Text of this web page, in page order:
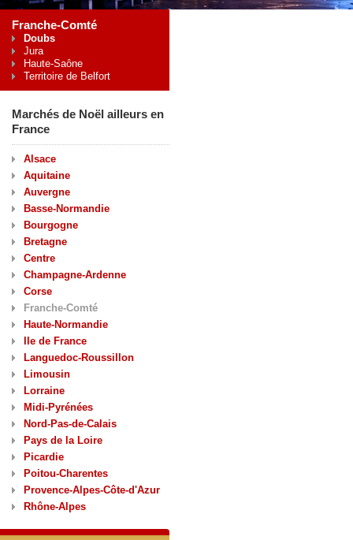
Franche-Comté
Doubs
Jura
Haute-Saône
Territoire de Belfort
Marchés de Noël ailleurs en
France
Alsace
Aquitaine
Auvergne
Basse-Normandie
Bourgogne
Bretagne
Centre
Champagne-Ardenne
Corse
Franche-Comté
Haute-Normandie
Ile de France
Languedoc-Roussillon
Limousin
Lorraine
Midi-Pyrénées
Nord-Pas-de-Calais
Pays de la Loire
Picardie
Poitou-Charentes
Provence-Alpes-Côte-d'Azur
Rhône-Alpes